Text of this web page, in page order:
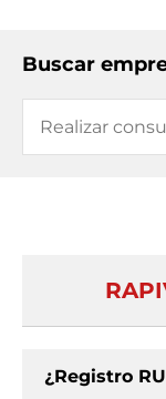
Buscar
¿Registro